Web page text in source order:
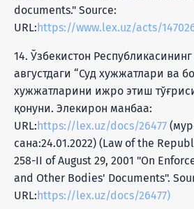
documents." Source:
URL:https://www.lex.uz/acts/
14. Ўзбекистон
августдаги “Суд хужжатлари ва
хужжатларини ижро этиш
қонуни. Элекирон манбаа:
URL:https://lex.uz/docs/26477
сана:24.01.2022) (Law of the
258-II of August 29, 2001 "On
and Other Bodies' Documents".
URL:https://lex.uz/docs/26477)